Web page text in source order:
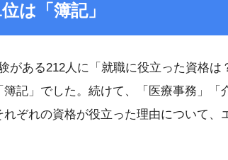
は「簿記」
がある212人に「就職に役立った資格は
記」でした。続けて、「医療事務」「
ぞれの資格が役立った理由について、